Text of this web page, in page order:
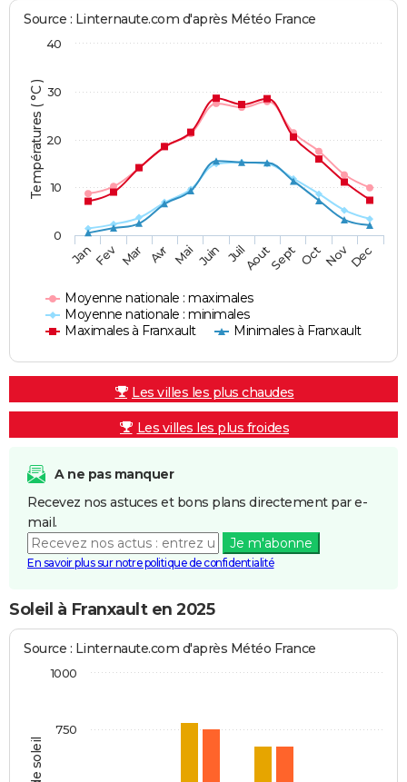
Températures ( °C )
Source : Linternaute.com d'après Météo France
Moyenne nationale : maximales
Moyenne nationale : minimales
Maximales à Franxault
Minimales à Franxault
JanFev Mar Avr Mai Juin JuilAoutSept OctNovDec
0
10
20
30
40
Les villes les plus chaudes
Les villes les plus froides
A ne pas manquer
Recevez nos astuces et bons plans directement par e-
mail.
Je m'abonne
En savoir plus sur notre politique de confidentialité
Soleil à Franxault en 2025
Source : Linternaute.com d'après Météo France
1000
750